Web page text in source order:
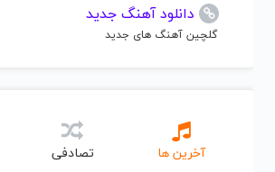
دانلود آهنگ جدید
گلچین آهنگ های جدید
آخرین ها تصادفی